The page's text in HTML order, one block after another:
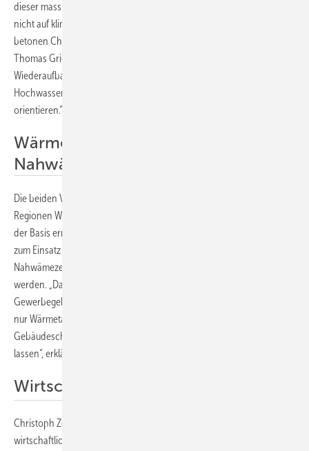
dieser massiv betroffenen Regionen dürfen die Verantwortlichen
nicht auf klimaschädliche Instrumente der Vergangenheit setzen“,
betonen Christoph Zeis, Vorsitzender des LEE Rheinland-Pfalz und
Thomas Griese, stellvertretender Vorsitzender des LEE NRW. „Der
Wiederaufbau muss sich komplett am ökologischen
Hochwasserwasserschutz und an klimagerechten Heizsystemen
orientieren.“
Wärmepumpe und dezentrale
Nahwärmenetze
Die beiden Verbände schlagen deshalb vor, dass in den betroffenen
Regionen Wärmepumpen oder dezentrale Nahwärmekonzepte auf
der Basis erneuerbarer Energien und Kraft-Wärme-Kopplung (KWK)
zum Einsatz kommen. Zudem sollten die dafür notwendigen
Nahwämezentralen an Hochwasser sicheren Standorten errichtet
werden. „Das hat den Vorteil, dass in den Häusern und
Gewerbegebäuden, die nun mit viel Geld wiederaufgebaut werden,
nur Wärmetauscher installiert sind, die hochwasserbedingte
Gebäudeschäden durch Heizungsanlagen nicht mehr entstehen
lassen“, erklärt Thomas Griese vom LEE in NRW.
Wirtschaftliche Vorteile
Christoph Zeis sieht in dem ökologischen Heizkonzept auch
wirtschaftliche Vorteile und eine Stärkung der lokalen Wertschöpfung: